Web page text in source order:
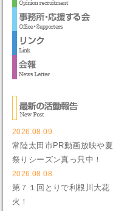
2026.08.09.
常陸太田市PR動画放映や夏
祭りシーズン真っ只中！
2026.08.08.
第７１回とりで利根川大花
火！